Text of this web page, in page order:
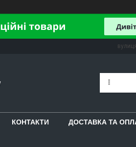
КОНТАКТИ ДОСТАВКА ТА